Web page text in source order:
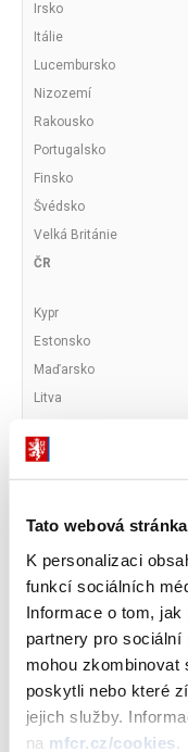
Tato webová
K personalizaci
funkcí sociálních
Informace o tom,
partnery pro sociální
mohou
poskytli nebo které
jejich služby.
na mfcr.cz/cookies
Irsko
Itálie
Lucembursko
Nizozemí
Rakousko
Portugalsko
Finsko
Švédsko
Velká Británie
ČR
Kypr
Estonsko
Maďarsko
Litva
Malta
Polsko
Eurozóna
EU 25
Zdroj: Eurostat News
Tabulka č. 2: Vývoj